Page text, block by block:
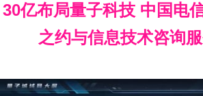
30亿布局量子科技 中国电
之约与信息技术咨询